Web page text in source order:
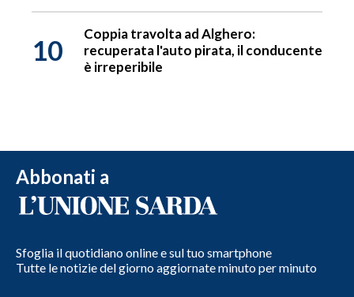
10
Coppia travolta ad Alghero:
recuperata l'auto pirata, il conducente
è irreperibile
Abbonati a
Sfoglia il quotidiano online e sul tuo smartphone
Tutte le notizie del giorno aggiornate minuto per minuto